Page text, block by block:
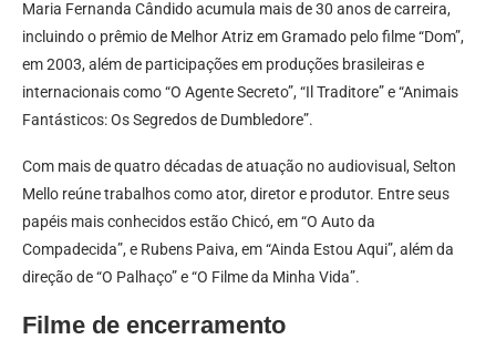
Maria Fernanda Cândido acumula mais de 30 anos de carreira,
incluindo o prêmio de Melhor Atriz em Gramado pelo filme “Dom”,
em 2003, além de participações em produções brasileiras e
internacionais como “O Agente Secreto”, “Il Traditore” e “Animais
Fantásticos: Os Segredos de Dumbledore”.
Com mais de quatro décadas de atuação no audiovisual, Selton
Mello reúne trabalhos como ator, diretor e produtor. Entre seus
papéis mais conhecidos estão Chicó, em “O Auto da
Compadecida”, e Rubens Paiva, em “Ainda Estou Aqui”, além da
direção de “O Palhaço” e “O Filme da Minha Vida”.
Filme de encerramento